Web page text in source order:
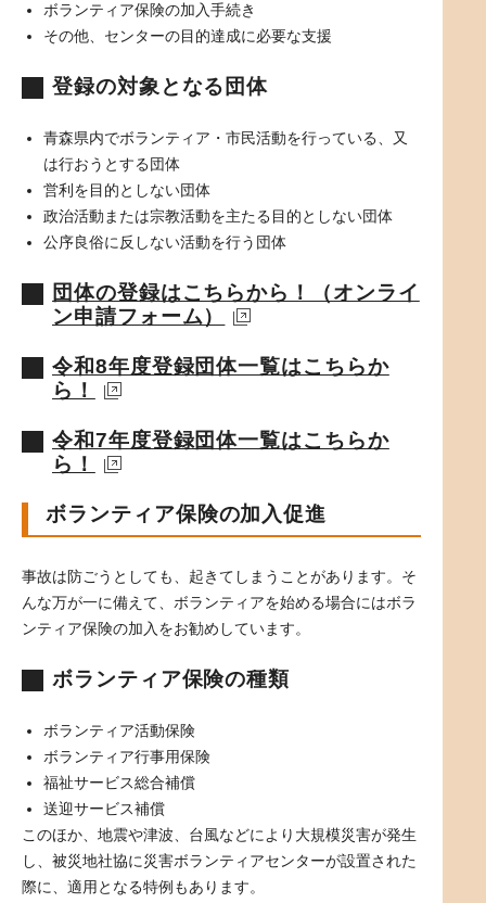
ボランティア保険の加入手続き
その他、センターの目的達成に必要な支援
登録の対象となる団体
青森県内でボランティア・市民活動を行っている、又
は行おうとする団体
営利を目的としない団体
政治活動または宗教活動を主たる目的としない団体
公序良俗に反しない活動を行う団体
団体の登録はこちらから！（オンライ
ン申請フォーム）
令和8年度登録団体一覧はこちらか
ら！
令和7年度登録団体一覧はこちらか
ら！
ボランティア保険の加入促進
事故は防ごうとしても、起きてしまうことがあります。そ
んな万が一に備えて、ボランティアを始める場合にはボラ
ンティア保険の加入をお勧めしています。
ボランティア保険の種類
ボランティア活動保険
ボランティア行事用保険
福祉サービス総合補償
送迎サービス補償
このほか、地震や津波、台風などにより大規模災害が発生
し、被災地社協に災害ボランティアセンターが設置された
際に、適用となる特例もあります。